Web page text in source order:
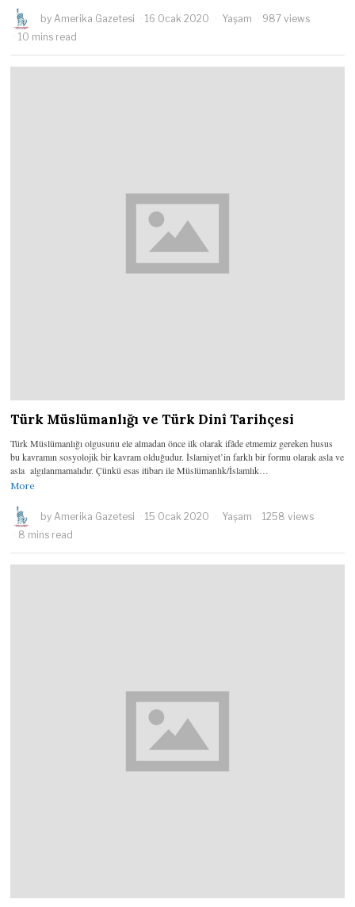
by Amerika Gazetesi 16 Ocak 2020 Yaşam
987 views
10 mins read
Türk Müslümanlığı ve Türk Dinî Tarihçesi
Türk Müslümanlığı olgusunu ele almadan önce ilk olarak ifâde etmemiz gereken husus
bu kavramın sosyolojik bir kavram olduğudur. İslamiyet’in farklı bir formu olarak asla ve
asla algılanmamalıdır. Çünkü esas itibarı ile Müslümanlık/İslamlık…
More
by Amerika Gazetesi 15 Ocak 2020 Yaşam
1258 views
8 mins read